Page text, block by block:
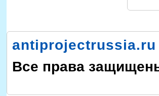
antiprojectrussia.ru
Все права